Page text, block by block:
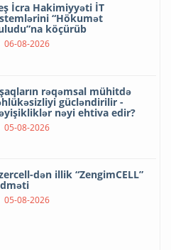
İcra Hakimiyyəti İT
“Hökumət
köçürüb
06-08-2026
rəqəmsal mühitdə
gücləndirilir -
nəyi ehtiva edir?
05-08-2026
dən illik “ZengimCELL”
05-08-2026